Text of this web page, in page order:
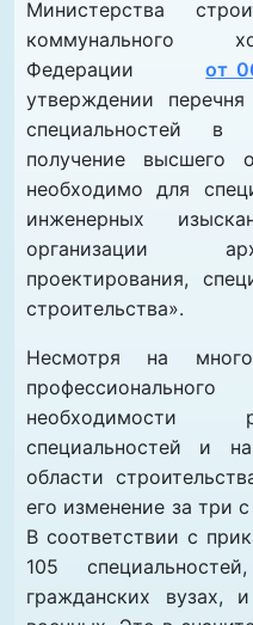
Министерства
коммунального
Федерации
от
утверждении перечня
специальностей в
получение высшего
необходимо для
инженерных
организации
проектирования,
строительства».
Несмотря на
необходимости
специальностей и
области
его изменение за три
В соответствии с
105
гражданских вузах,